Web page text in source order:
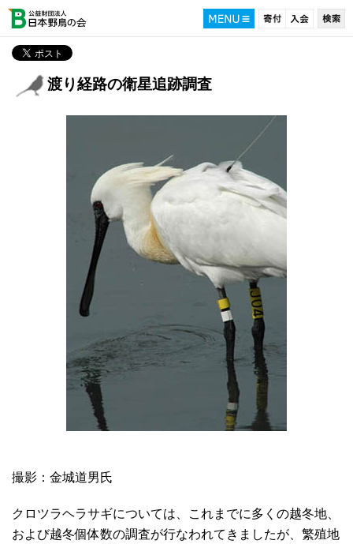
渡り経路の衛星追跡調査
撮影：金城道男氏
クロツラヘラサギについては、これまでに多くの越冬地、
および越冬個体数の調査が行なわれてきましたが、繁殖地